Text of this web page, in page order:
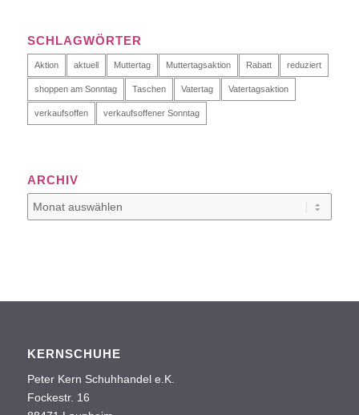
SCHLAGWÖRTER
Aktion aktuell Muttertag Muttertagsaktion Rabatt reduziert
shoppen am Sonntag Taschen Vatertag Vatertagsaktion
verkaufsoffen verkaufsoffener Sonntag
ARCHIV
KERNSCHUHE
Peter Kern Schuhhandel e.K.
Fockestr. 16